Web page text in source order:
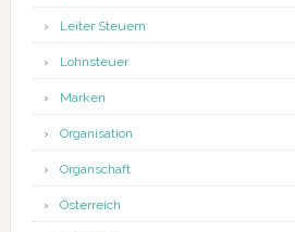
Leiter Steuern
Lohnsteuer
Marken
Organisation
Organschaft
Österreich